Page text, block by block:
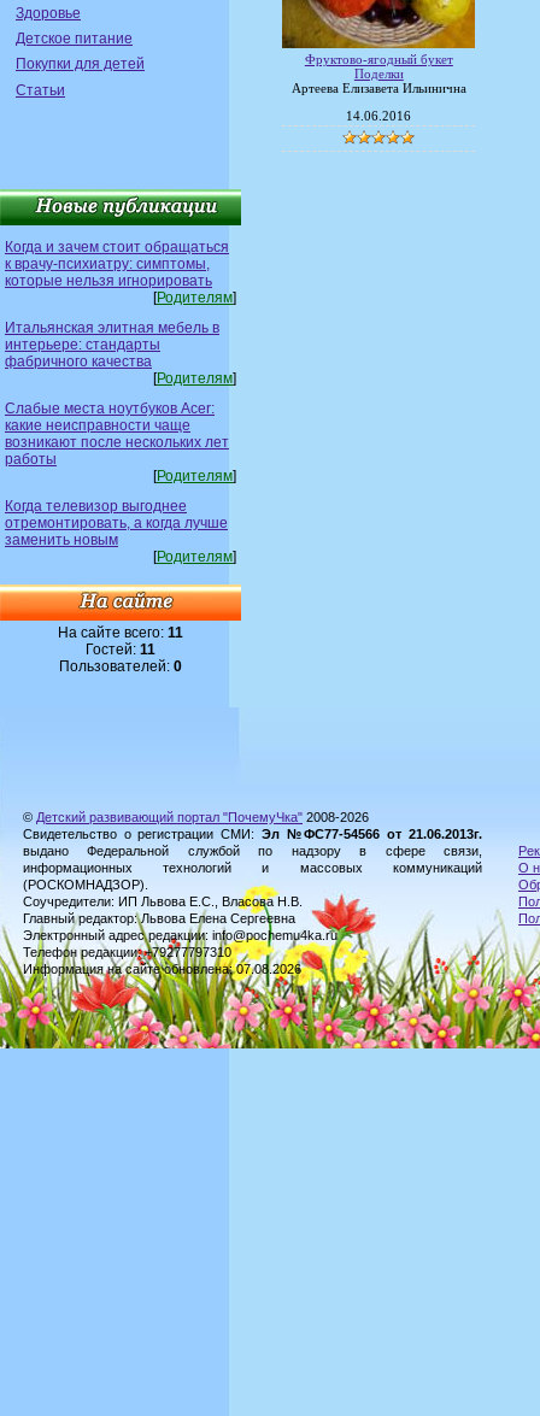
Здоровье
Детское питание
Покупки для детей
Статьи
Когда и зачем стоит обращаться
к врачу-психиатру: симптомы,
которые нельзя игнорировать
[Родителям]
Итальянская элитная мебель в
интерьере: стандарты
фабричного качества
[Родителям]
Слабые места ноутбуков Acer:
какие неисправности чаще
возникают после нескольких лет
работы
[Родителям]
Когда телевизор выгоднее
отремонтировать, а когда лучше
заменить новым
[Родителям]
На сайте всего: 11
Гостей: 11
Пользователей: 0
Фруктово-ягодный букет
Поделки
Артеева Елизавета Ильинична
14.06.2016
© Детский развивающий портал "ПочемуЧка" 2008-2026
Свидетельство о регистрации СМИ: Эл №ФС77-54566 от 21.06.2013г.
выдано Федеральной службой по надзору в сфере связи,
информационных технологий и массовых коммуникаций
(РОСКОМНАДЗОР).
Соучредители: ИП Львова Е.С., Власова Н.В.
Главный редактор: Львова Елена Сергеевна
Электронный адрес редакции: info@pochemu4ka.ru
Телефон редакции: +79277797310
Информация на сайте обновлена: 07.08.2026
О